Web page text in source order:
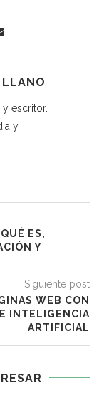
escritor.
y
ES,
Y
Siguiente post
WEB CON
INTELIGENCIA
ARTIFICIAL